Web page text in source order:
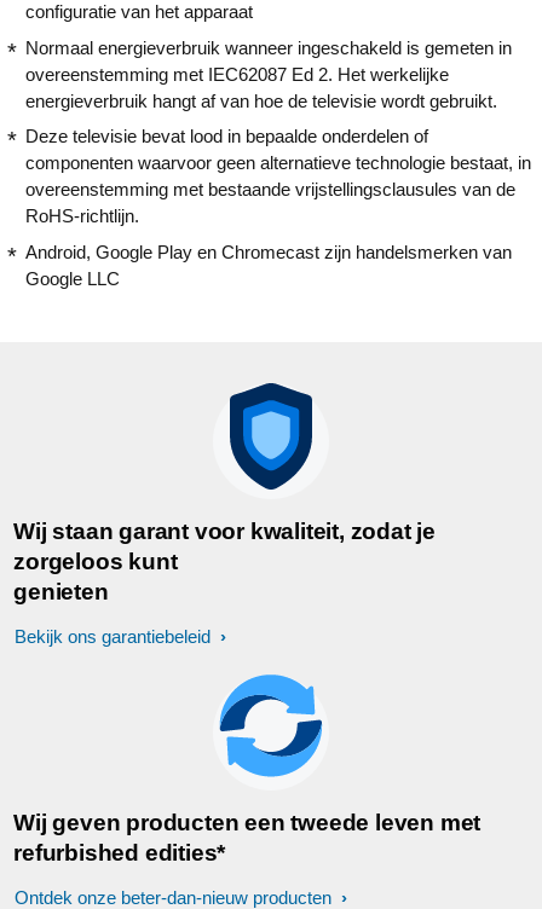
configuratie van het apparaat
Normaal energieverbruik wanneer ingeschakeld is gemeten in
overeenstemming met IEC62087 Ed 2. Het werkelijke
energieverbruik hangt af van hoe de televisie wordt gebruikt.
Deze televisie bevat lood in bepaalde onderdelen of
componenten waarvoor geen alternatieve technologie bestaat, in
overeenstemming met bestaande vrijstellingsclausules van de
RoHS-richtlijn.
Android, Google Play en Chromecast zijn handelsmerken van
Google LLC
Wij staan garant voor kwaliteit, zodat je
zorgeloos kunt
genieten
Bekijk ons garantiebeleid
Wij geven producten een tweede leven met
refurbished edities*
Ontdek onze beter-dan-nieuw producten